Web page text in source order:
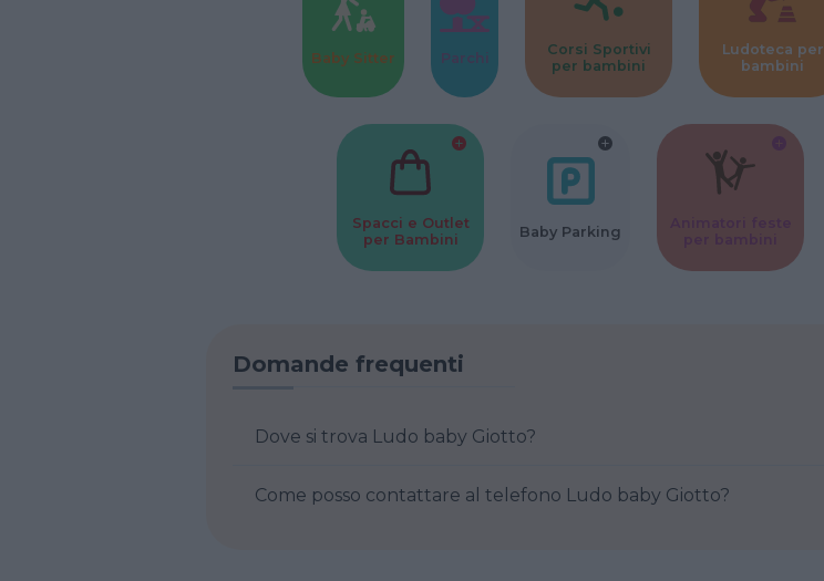
Baby Sitter Parchi
Corsi Sportivi
per bambini
Ludoteca per
bambini
Spacci e Outlet
per Bambini
Baby Parking
Domande frequenti
Dove si trova Ludo baby Giotto?
Come posso contattare al telefono Ludo baby Giotto?